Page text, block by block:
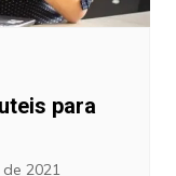
para
2021